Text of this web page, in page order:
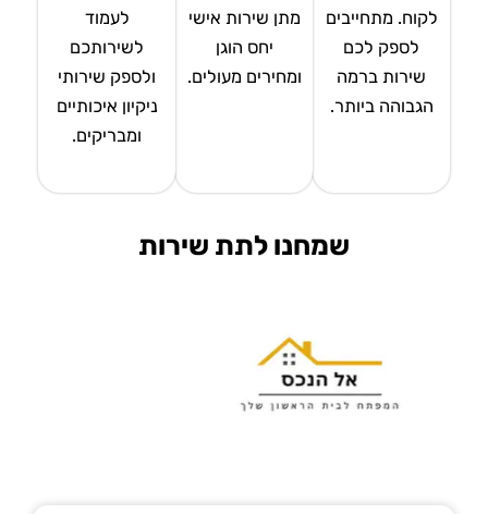
לקוח. מתחייבים
לספק לכם
שירות ברמה
הגבוהה ביותר.
מתן שירות אישי
יחס הוגן
ומחירים מעולים.
לעמוד
לשירותכם
ולספק שירותי
ניקיון איכותיים
ומבריקים.
שמחנו לתת שירות